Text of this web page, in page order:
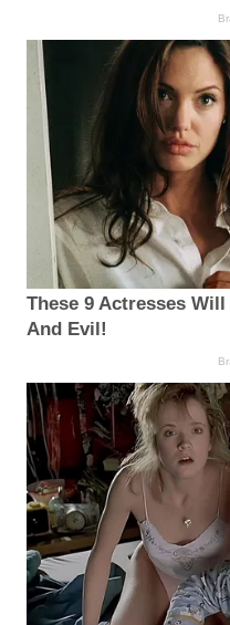
These 9 Actresses
And Evil!